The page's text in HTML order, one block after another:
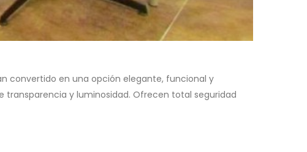
convertido en una opción elegante, funcional y
y luminosidad. Ofrecen total seguridad